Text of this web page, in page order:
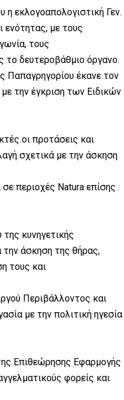
εκλογοαπολογιστική Γεν.
ενότητας, με τους
τους
δευτεροβάθμιο όργανο.
Παπαγρηγορίου έκανε τον
την έγκριση των Ειδικών
οι προτάσεις και
σχετικά με την άσκηση
περιοχές Natura επίσης
κυνηγετικής
την άσκηση της θήρας,
τους και
Περιβάλλοντος και
με την πολιτική ηγεσία
Επιθεώρησης Εφαρμογής
φορείς και